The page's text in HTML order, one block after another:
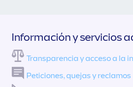
Información y servicios
Transparencia y acceso a la
Peticiones, quejas y reclamos